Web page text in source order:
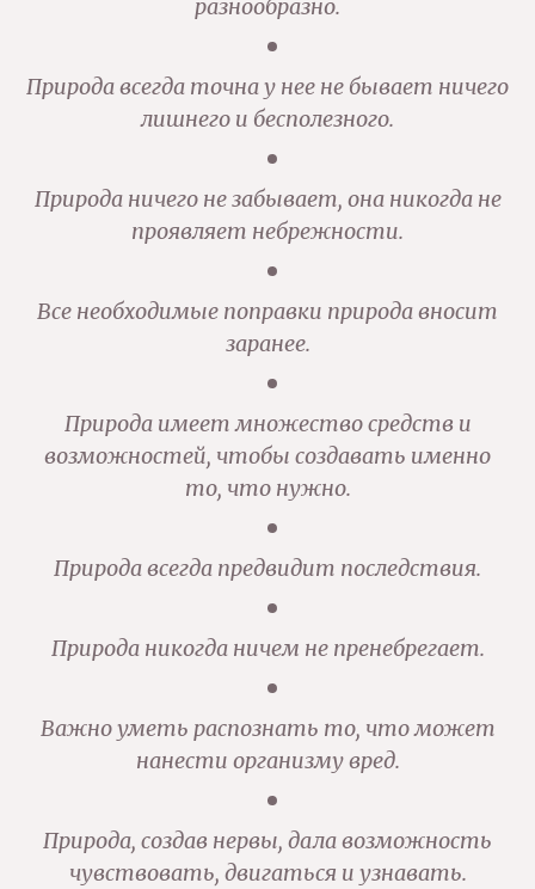
разнообразно.
Природа всегда точна у нее не бывает ничего
лишнего и бесполезного.
Природа ничего не забывает, она никогда не
проявляет небрежности.
Все необходимые поправки природа вносит
заранее.
Природа имеет множество средств и
возможностей, чтобы создавать именно
то, что нужно.
Природа всегда предвидит последствия.
Природа никогда ничем не пренебрегает.
Важно уметь распознать то, что может
нанести организму вред.
Природа, создав нервы, дала возможность
чувствовать, двигаться и узнавать.